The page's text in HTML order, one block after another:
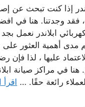
إذا كنت تبحث عن
فقد وجدتنا. هنا في
ابلاندر نعمل
مدى أهمية العثور
عليها ، لذا فإن
في مراكز صيانة
رائعة حقًا. …